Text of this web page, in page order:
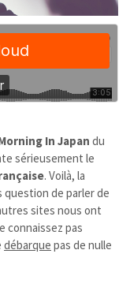
In Japan du
sérieusement le
. Voilà, la
de parler de
sites nous ont
connaissez pas
débarque pas de nulle